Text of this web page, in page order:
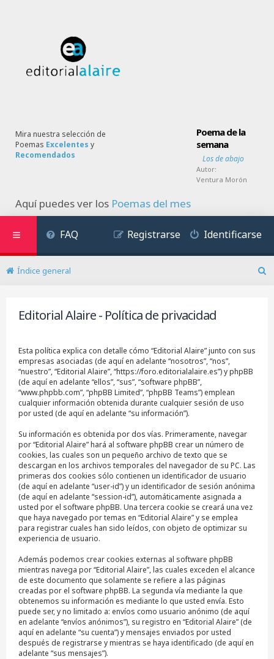
Mira nuestra selección de
Poemas Excelentes y
Recomendados
Poema de la
semana
Los de abajo
Autor:
Ventura Morón
Aquí puedes ver los Poemas del mes
FAQ Identificarse
Registrarse
Índice general
Editorial Alaire - Política de privacidad
Esta política explica con detalle cómo “Editorial Alaire” junto con sus
empresas asociadas (de aquí en adelante “nosotros”, “nos”,
“nuestro”, “Editorial Alaire”, “https://foro.editorialalaire.es”) y phpBB
(de aquí en adelante “ellos”, “sus”, “software phpBB”,
“www.phpbb.com”, “phpBB Limited”, “phpBB Teams”) emplean
cualquier información obtenida durante cualquier sesión de uso
por usted (de aquí en adelante “su información”).
Su información es obtenida por dos vías. Primeramente, navegar
por “Editorial Alaire” hará al software phpBB crear un número de
cookies, las cuales son un pequeño archivo de texto que se
descargan en los archivos temporales del navegador de su PC. Las
primeras dos cookies sólo contienen un identificador de usuario
(de aquí en adelante “user-id”) y un identificador de sesión anónima
(de aquí en adelante “session-id”), automáticamente asignada a
usted por el software phpBB. Una tercera cookie se creará una vez
que haya navegado por temas en “Editorial Alaire” y se emplea
para registrar cuales han sido leídos, con objeto de optimizar su
experiencia de usuario.
Además podemos crear cookies externas al software phpBB
mientras navega por “Editorial Alaire”, las cuales exceden el alcance
de este documento que solamente se refiere a las páginas
creadas por el software phpBB. La segunda vía mediante la que
obtenemos su información es mediante lo que usted envía. Esto
puede ser, y no limitado a: envíos como usuario anónimo (de aquí
en adelante “envíos anónimos”), su registro en “Editorial Alaire” (de
aquí en adelante “su cuenta”) y mensajes enviados por usted
después de registrarse y mientras se haya identificado (de aquí en
adelante “sus mensajes”).